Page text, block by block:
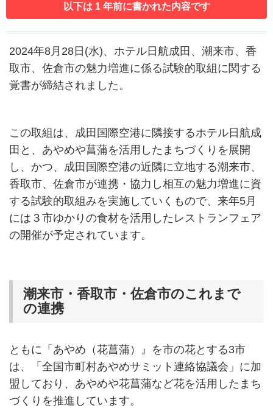
以下は 1 年前に書かれた内容です
2024年8月28日(水)、ホテル日航成田、潮来市、香
取市、佐倉市の魅力増進に係る試験的取組に関する
覚書が締結されました。
この取組は、成田国際空港に隣接するホテル日航成
田と、あやめや菖蒲を活用したまちづくりを展開
し、かつ、成田国際空港の近隣に立地する潮来市、
香取市、佐倉市が連携・協力し相互の魅力増進に資
する試験的取組みを実施していくもので、来年5月
には３市ゆかりの食材を活用したレストランフェア
の開催が予定されています。
潮来市・香取市・佐倉市のこれまで
の連携
ともに「あやめ（花菖蒲）』を市の花とする3市
は、「全国市町村あやめサミット連絡協議会」に加
盟しており、あやめや花菖蒲など花を活用したまち
づくりを推進しています。